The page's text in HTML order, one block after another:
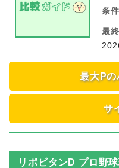
条件
最
最大Pの
サ
リポビタンD プロ野